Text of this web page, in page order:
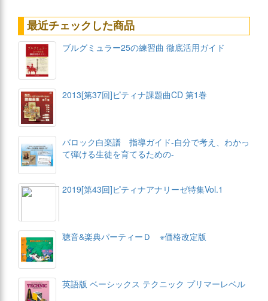
最近チェックした商品
ブルグミュラー25の練習曲 徹底活用ガイド
2013[第37回]ピティナ課題曲CD 第1巻
バロック白楽譜 指導ガイド-自分で考え、わかっ
て弾ける生徒を育てるための-
2019[第43回]ピティナアナリーゼ特集Vol.1
聴音&楽典パーティーＤ ※価格改定版
英語版 ベーシックス テクニック プリマーレベル